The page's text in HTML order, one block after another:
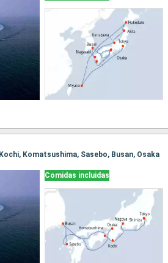
Komatsushima, Sasebo, Busan, Osaka
Comidas incluidas